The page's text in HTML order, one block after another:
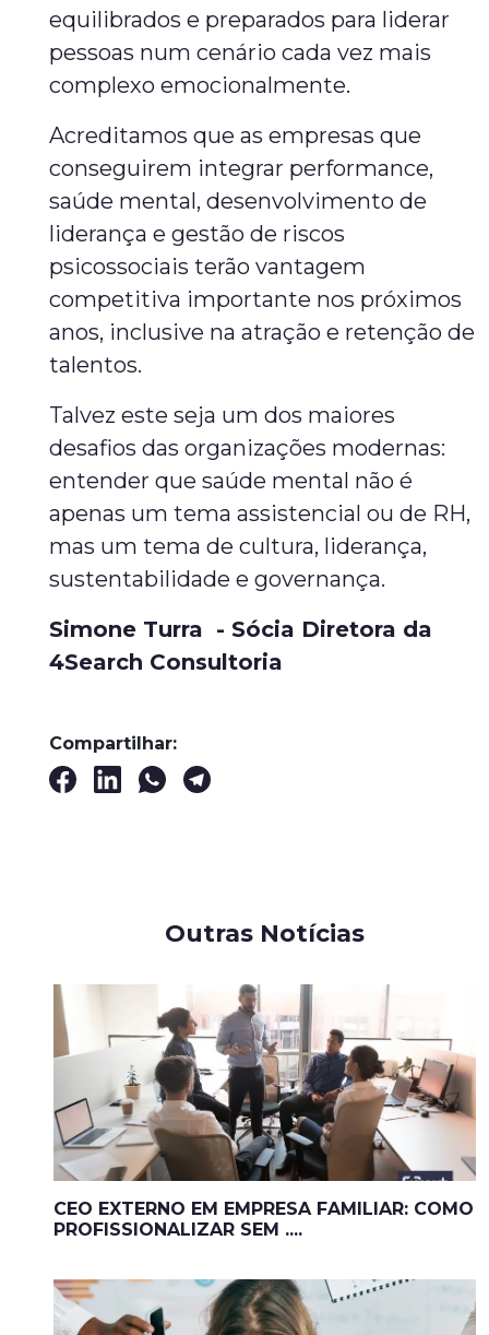
equilibrados e preparados para liderar
pessoas num cenário cada vez mais
complexo emocionalmente.
Acreditamos que as empresas que
conseguirem integrar performance,
saúde mental, desenvolvimento de
liderança e gestão de riscos
psicossociais terão vantagem
competitiva importante nos próximos
anos, inclusive na atração e retenção de
talentos.
Talvez este seja um dos maiores
desafios das organizações modernas:
entender que saúde mental não é
apenas um tema assistencial ou de RH,
mas um tema de cultura, liderança,
sustentabilidade e governança.
Simone Turra - Sócia Diretora da
4Search Consultoria
Compartilhar:
Outras Notícias
CEO EXTERNO EM EMPRESA FAMILIAR: COMO
PROFISSIONALIZAR SEM ....